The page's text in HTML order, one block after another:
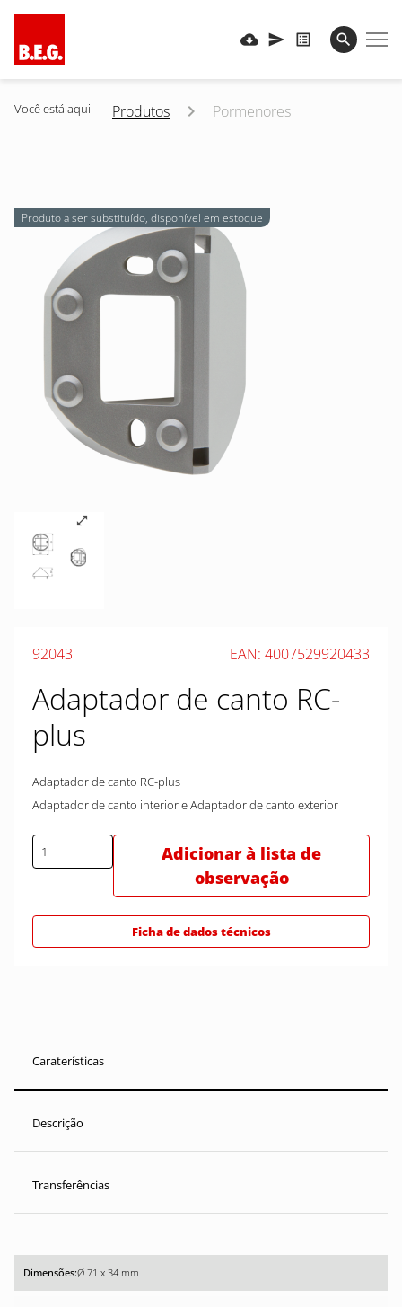
Você está aqui Produtos Pormenores
Produto a ser substituído, disponível em estoque
92043 EAN: 4007529920433
Adaptador de canto RC-
plus
Adaptador de canto RC-plus
Adaptador de canto interior e Adaptador de canto exterior
Adicionar à lista de
observação
Ficha de dados técnicos
Caraterísticas
Descrição
Transferências
Ø 71 x 34 mm